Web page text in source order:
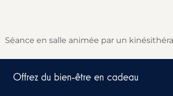
Séance en salle animée par un
Offrez du bien-être en cadeau